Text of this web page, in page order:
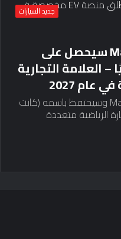
جديد السيارات
الجيل التالي من Mazda CX-5 سيحصل على
العلامة التجارية
تم تأكيد الجيل القادم من Mazda CX-5 وسيحتفظ باسمه (كانت
الرياضية متعددة